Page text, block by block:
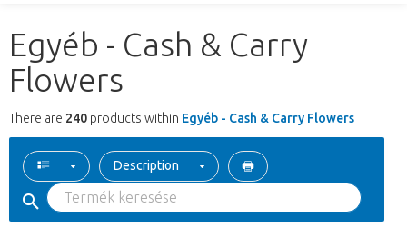
Egyéb - Cash & Carry
Flowers
There are 240 products within Egyéb - Cash & Carry Flowers
Description